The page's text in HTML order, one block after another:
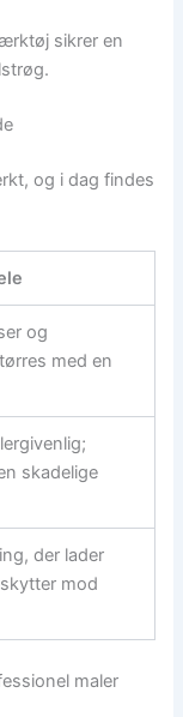
sikrer en
og i dag findes
og
med en
skadelige
der lader
mod
maler